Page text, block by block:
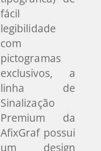
fácil
legibilidade
com
pictogramas
exclusivos, a
linha de
Sinalização
Premium da
AfixGraf possui
um design